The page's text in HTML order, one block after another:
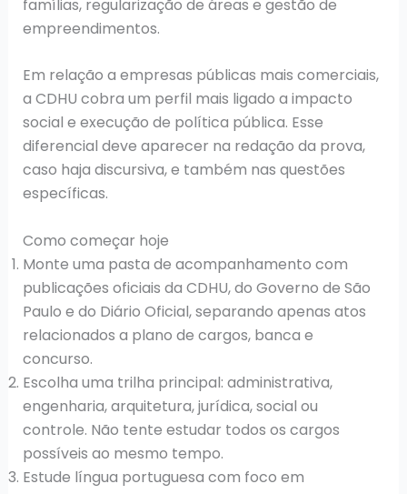
famílias, regularização de áreas e gestão de
empreendimentos.
Em relação a empresas públicas mais comerciais,
a CDHU cobra um perfil mais ligado a impacto
social e execução de política pública. Esse
diferencial deve aparecer na redação da prova,
caso haja discursiva, e também nas questões
específicas.
Como começar hoje
Monte uma pasta de acompanhamento com
publicações oficiais da CDHU, do Governo de São
Paulo e do Diário Oficial, separando apenas atos
relacionados a plano de cargos, banca e
concurso.
Escolha uma trilha principal: administrativa,
engenharia, arquitetura, jurídica, social ou
controle. Não tente estudar todos os cargos
possíveis ao mesmo tempo.
Estude língua portuguesa com foco em